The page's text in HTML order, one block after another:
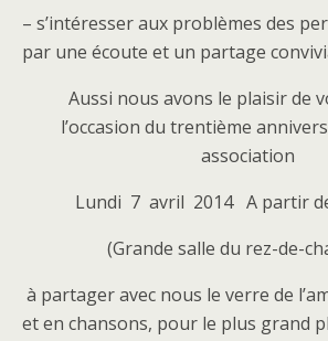
– s’intéresser aux problèmes des
par une écoute et un partage
Aussi nous avons le plaisir de
l’occasion du trentième
association
Lundi 7 avril 2014 A partir
(Grande salle du rez-de-
à partager avec nous le verre de
et en chansons, pour le plus grand